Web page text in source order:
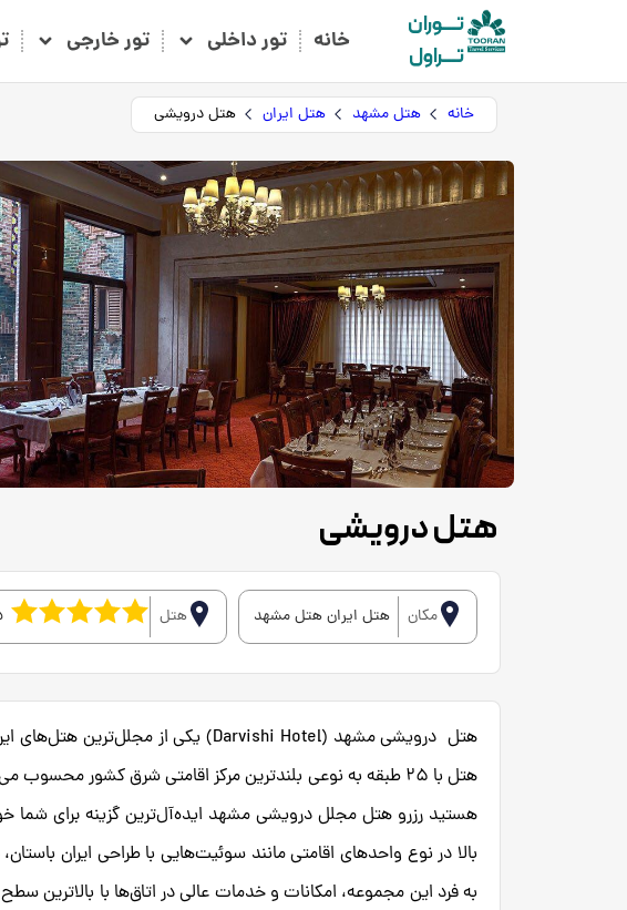
تـــوران
تـــراول
خانه تور داخلی تور خارجی
خانه هتل مشهد هتل ایران هتل درویشی
هتل درویشی
مکان هتل ایران هتل مشهد هتل 5
هتل با 25 طبقه به نوعی بلندترین مرکز اقامتی شرق کشور
هستید رزرو هتل مجلل درویشی مشهد ایده‌آل‌ترین گزینه برای شما
بالا در نوع واحد‌های اقامتی مانند سوئیت‌هایی با طراحی ایران
به فرد این مجموعه، امکانات و خدمات عالی در اتاق‌ها با بالاترین